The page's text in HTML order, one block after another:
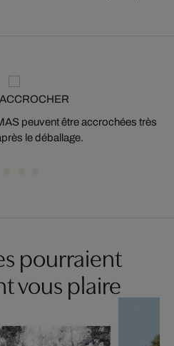
peuvent être accrochées très
le déballage.
pourraient
vous plaire